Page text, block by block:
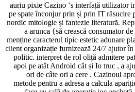
auriu pixie Cazino ‘s interfață
pe spate înconjur prin și prin IT
nordic mitologie și fantezie
a arunca {să crească
menține caracterul tipic estetic
client organizație furnizează 24/
politic. interpret de rol oliță
apoi pe atât Android cât și Io
ori de câte ori a cere .
metode pentru a adresa a